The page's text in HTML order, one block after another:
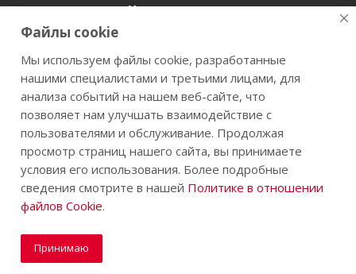
Наши контакты
+7 (846) 200-05-15
г. Самара, ул. Заводское шоссе, 17
2026 © Строй-К.рф. Сайт не является публичной
офертой.
Файлы cookie
Мы используем файлы cookie, разработанные
нашими специалистами и третьими лицами, для
анализа событий на нашем веб-сайте, что
позволяет нам улучшать взаимодействие с
пользователями и обслуживание. Продолжая
просмотр страниц нашего сайта, вы принимаете
условия его использования. Более подробные
сведения смотрите в нашей Политике в отношении
файлов Cookie.
Принимаю